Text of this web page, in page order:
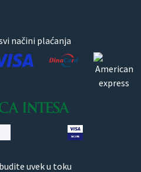
načini plaćanja
uvek u toku